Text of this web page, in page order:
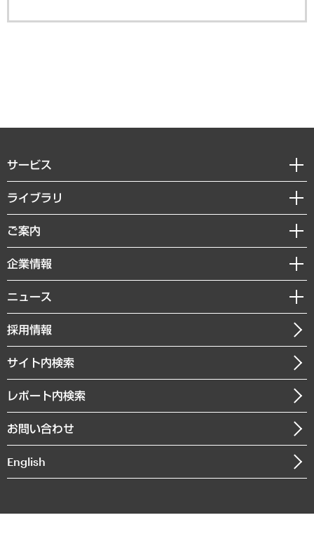
サービス
経営戦略
組織・人事戦略
デジタルイノベーション
共生・ダイバーシティ
GRC（ガバナンス・リスク・コンプライアンス）・防災（政策）
経済・産業・雇用・労働
まちづくり・観光・交通・スポーツ・スマートシティ
自然資源・農林水産業・食料システム
ライブラリ
経済調査
レポート
コラム
経営用語集
受託・受注実績（官公庁関連）
メディア掲載・出演
ご案内
セミナー・イベント情報
MUFGビジネスセミナー
受託案件情報
企業情報
私たちの想い
社長メッセージ
会社概要
沿革
組織図・本部部室紹介
インドネシア現地法人
個人情報保護方針
ニュース
ニュースリリース
お知らせ
採用情報
サイト内検索
レポート内検索
お問い合わせ
English